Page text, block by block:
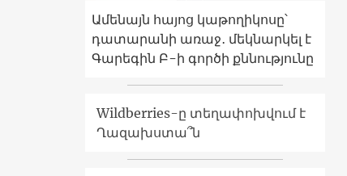
Ամենայն հայոց կաթողիկոսը՝
դատարանի առաջ․ մեկնարկել է
Գարեգին Բ-ի գործի քննությունը
Wildberries-ը տեղափոխվում է
Ղազախստա՞ն